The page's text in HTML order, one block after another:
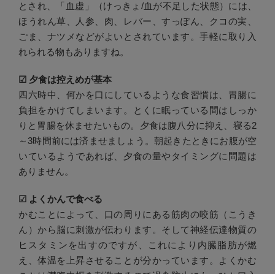
とされ、「血虚」（けっきょ/血が不足した状態）には、
ほうれん草、人参、肉、レバー、すっぽん、クコの実、
ごま、ナツメなどがよいとされています。手軽に取り入
れられる物もありますね。
☑︎ 夕食は控えめが基本
四六時中、何かを口にしているような食習慣は、胃腸に
負担をかけてしまいます。とくに眠っている間はしっか
りと胃腸を休ませたいもの。夕食は腹八分に抑え、寝る2
～3時間前には済ませましょう。朝起きたときにお腹が空
いているようであれば、夕食の量やタイミングに問題は
ありません。
☑︎ よくかんで食べる
かむことによって、口の周りにある筋肉の咬筋（こうき
ん）から脳に刺激が伝わります。そして神経伝達物質の
ヒスタミンを出すのですが、これにより内臓脂肪が燃
え、体温を上昇させることが分かっています。よくかむ